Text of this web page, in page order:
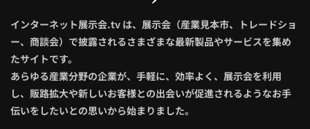
インターネット展示会.tv は、展示会（産業見本市、トレードショ
ー、商談会）で披露されるさまざまな最新製品やサービスを集め
たサイトです。
あらゆる産業分野の企業が、手軽に、効率よく、展示会を利用
し、販路拡大や新しいお客様との出会いが促進されるようなお手
伝いをしたいとの思いから始まりました。